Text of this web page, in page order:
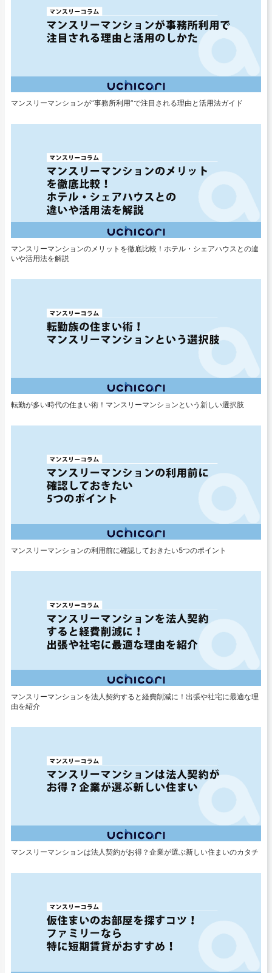
マンスリーマンションが“事務所利用”で注目される理由と活用法ガイド
マンスリーマンションのメリットを徹底比較！ホテル・シェアハウスとの違
いや活用法を解説
転勤が多い時代の住まい術！マンスリーマンションという新しい選択肢
マンスリーマンションの利用前に確認しておきたい5つのポイント
マンスリーマンションを法人契約すると経費削減に！出張や社宅に最適な理
由を紹介
マンスリーマンションは法人契約がお得？企業が選ぶ新しい住まいのカタチ